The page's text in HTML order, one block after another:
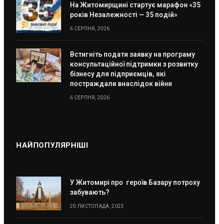
На Житомирщині стартує марафон «35
років Незалежності — 35 подій»
6 СЕРПНЯ, 2026
Встигніть подати заявку на програму
консультаційної підтримки з розвитку
бізнесу для підприємців, які
постраждали внаслідок війни
6 СЕРПНЯ, 2026
НАЙПОПУЛЯРНІШІ
У Житомирі про героїв Базару потроху
забувають?
20 ЛИСТОПАДА, 2023